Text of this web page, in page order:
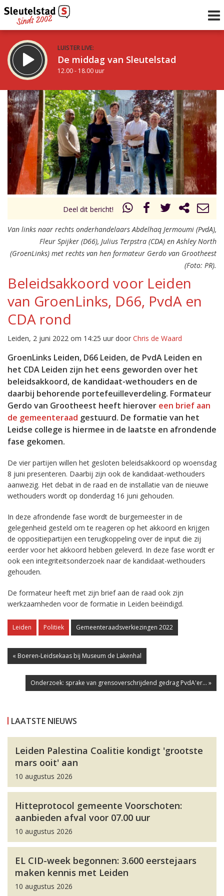
LUISTER LIVE:
De middag van Sleutelstad
12.00 - 18.00 uur
STRAKS:
De avond van Sleutelstad
18.00 - 21.00 uur
Vorig uur
uur 1 van 0 Volgend uur
Inklappen
Deel dit bericht!
Van links naar rechts onderhandelaars Abdelhaq Jermoumi (PvdA),
Fleur Spijker (D66), Julius Terpstra (CDA) en Ashley North
(GroenLinks) met rechts van hen formateur Gerdo van Grootheest
(Foto: PR).
Beleidsakkoord voor Leiden
van GroenLinks, D66, PvdA en
CDA rond
Leiden, 2 juni 2022 om 14:25 uur door Chris de Waard
GroenLinks Leiden, D66 Leiden, de PvdA Leiden en
het CDA Leiden zijn het eens geworden over het
beleidsakkoord, de kandidaat-wethouders en de
daarbij behorende portefeuilleverdeling. Formateur
Gerdo van Grootheest heeft hierover een brief aan
de gemeenteraad gestuurd. De formatie van het
Leidse college is hiermee in de laatste en afrondende
fase gekomen.
De vier partijen willen het gesloten beleidsakkoord op woensdag
8 juni presenteren. Daarbij zijn ook de kandidaat-wethouders
aanwezig. Het debat in de raad en de installatie van de nieuwe
wethouders wordt op donderdag 16 juni gehouden.
In deze afrondende fase wordt de burgemeester in de
gelegenheid gesteld om te reageren op het akkoord en krijgen
de oppositiepartijen een terugkoppeling over de input die zij
eerder voor het akkoord hebben geleverd. In deze fase wordt er
ook een integriteitsonderzoek naar de kandidaat-wethouders
gehouden.
De formateur heeft met zijn brief aan de raad ook zijn
werkzaamheden voor de formatie in Leiden beëindigd.
Leiden Politiek Gemeenteraadsverkiezingen 2022
« Boeren-Leidsekaas bij Museum de Lakenhal
Onderzoek: sprake van grensoverschrijdend gedrag PvdA'er... »
LAATSTE NIEUWS
Leiden Palestina Coalitie kondigt 'grootste
mars ooit' aan
10 augustus 2026
Hitteprotocol gemeente Voorschoten:
aanbieden afval voor 07.00 uur
10 augustus 2026
EL CID-week begonnen: 3.600 eerstejaars
maken kennis met Leiden
10 augustus 2026